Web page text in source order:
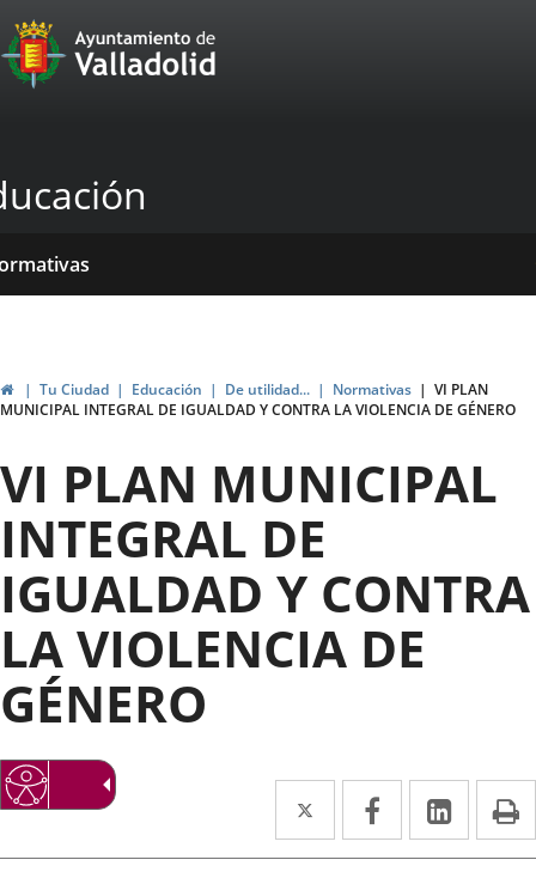
Portal
Web
Ayuntamiento
de
Valladolid
HomeTu Ciudad Educación De utilidad... Normativas
VI PLAN
MUNICIPAL INTEGRAL DE IGUALDAD Y CONTRA LA VIOLENCIA DE GÉNERO
VI PLAN MUNICIPAL
INTEGRAL DE
IGUALDAD Y CONTRA
LA VIOLENCIA DE
GÉNERO
Twitter
Enlace
a
Facebook
Enlace
a
Enlace
a